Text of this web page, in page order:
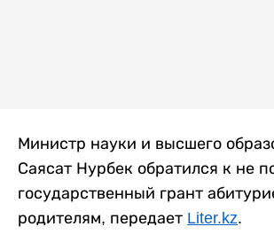
Министр науки и высшего
Саясат Нурбек обратился к не
государственный грант
родителям, передает Liter.kz.